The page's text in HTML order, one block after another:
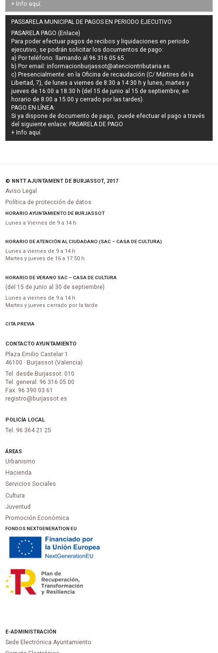
+ Info aquí.
PASSARELA MUNICIPAL DE PAGOS EN PERIODO EJECUTIVO
PASARELA PAGO (Enlace)
Para poder efectuar pagos derecibos y liquidaciones en periodo
ejecutivo, se podrán solicitar los documentos de pago:
a) Por teléfono: llamando al 96 316 05 65.
b) Por email:informacionburjassot@atenciontributaria.es.
c) Presencialmente: en la Oficina de recaudación (C/ Mártires de la
Libertad, 7), de lunes a viernes de 8:30 a 14:30 h y lunes, martes y
jueves de 16:00 a 18:30 h (del 15 de junio al 15 de septiembre, en
horario de 8:00 a 15:00 y cerrado por las tardes).
PAGO EN LÍNEA:
Si ya dispone de documento de pago, puede efectuar el pago a través
del siguiente enlace: PASARELA DE PAGO
+ Info aquí.
© NNTT AJUNTAMENT DE BURJASSOT, 2017
Aviso Legal
Política de protección de datos
HORARIO AYUNTAMIENTO DE BURJASSOT
Lunes a Viernes de 9 a 14 h
HORARIO DE ATENCIÓN AL CIUDADANO (SAC – CASA DE CULTURA)
Lunes a viernes de 9 a 14 h
Martes y jueves de 16 a 17:50 h
HORARIO DE VERANO SAC – CASA DE CULTURA
(del 15 de junio al 30 de septiembre)
Lunes a viernes de 9 a 14 h
Martes y jueves cerrado por la tarde
CITA PREVIA
CONTACTO AYUNTAMIENTO
Plaza Emilio Castelar 1
46100 · Burjassot (Valencia)
Tel. desde Burjassot: 010
Tel. general: 96 316 05 00
Fax. 96 390 03 61
registro@burjassot.es
POLICÍA LOCAL
Tel. 96 364 21 25
ÁREAS
Urbanismo
Hacienda
Servicios Sociales
Cultura
Juventud
Promoción Económica
FONDOS NEXTGENERATION EU
E-ADMINISTRACIÓN
Sede Electrónica Ayuntamiento